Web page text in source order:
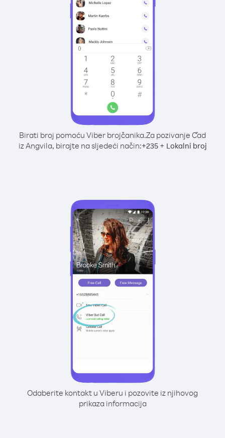
Birati broj pomoću Viber brojčanika.Za pozivanje Čad
iz Angvila, birajte na sljedeći način:+235+ Lokalni broj
Odaberite kontakt u Viberu i pozovite iz njihovog
prikaza informacija